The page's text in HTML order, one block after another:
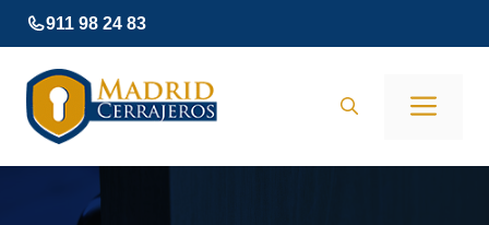
Saltar
al
contenido
911 98 24 83